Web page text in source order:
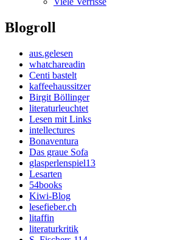
Blogroll
aus.gelesen
whatchareadin
Centi bastelt
kaffeehaussitzer
Birgit Böllinger
literaturleuchtet
Lesen mit Links
intellectures
Bonaventura
Das graue Sofa
glasperlenspiel13
Lesarten
54books
Kiwi-Blog
lesefieber.ch
litaffin
literaturkritik